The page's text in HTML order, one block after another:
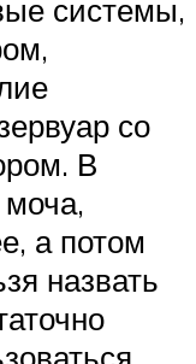
системы,
со
В
а потом
назвать